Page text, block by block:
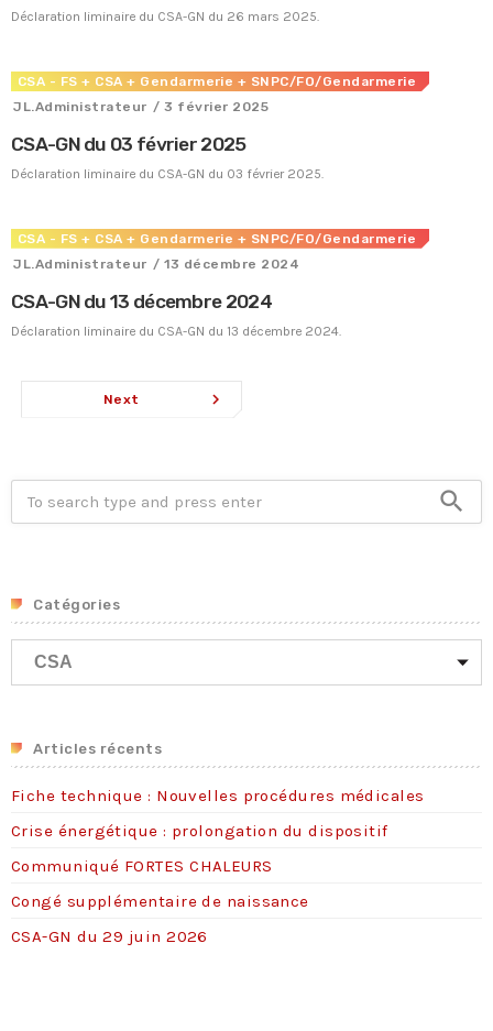
Déclaration liminaire du CSA-GN du 26 mars 2025.
CSA - FS + CSA + Gendarmerie + SNPC/FO/Gendarmerie
JL.Administrateur / 3 février 2025
CSA-GN du 03 février 2025
Déclaration liminaire du CSA-GN du 03 février 2025.
CSA - FS + CSA + Gendarmerie + SNPC/FO/Gendarmerie
JL.Administrateur / 13 décembre 2024
CSA-GN du 13 décembre 2024
Déclaration liminaire du CSA-GN du 13 décembre 2024.
Next navigate_next
search
Catégories
g
o
r
s
Articles récents
Fiche technique : Nouvelles procédures médicales
Crise énergétique : prolongation du dispositif
Communiqué FORTES CHALEURS
Congé supplémentaire de naissance
CSA-GN du 29 juin 2026